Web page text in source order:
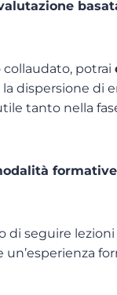
potrai
dispersione di
tanto nella
formative
di seguire